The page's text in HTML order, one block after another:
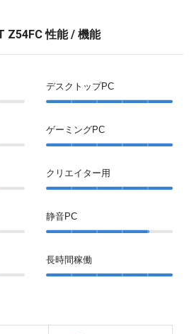
Z54FC 性能 / 機能
デスクトップPC
ゲーミングPC
クリエイター用
静音PC
長時間稼働